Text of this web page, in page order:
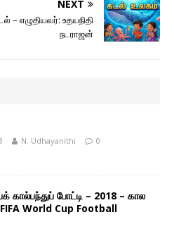
NEXT
– எழுதியவர்: உதயநிதி
நடராஜன்
N. Udhayanithi 0
கால்பந்துப் போட்டி – 2018 – கால
World Cup Football